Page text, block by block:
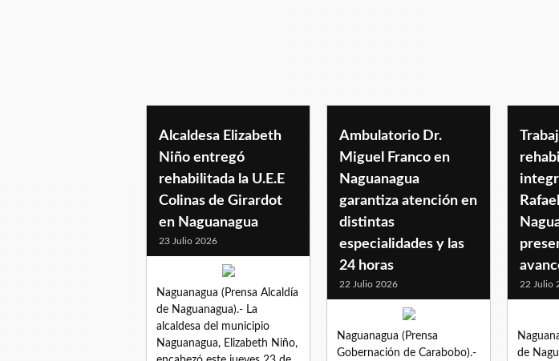
naguanagua
Alcaldesa Elizabeth
Niño entregó
rehabilitada la U.E.E
Colinas de Girardot
en Naguanagua
23 Julio 2026
Naguanagua (Prensa Alcaldía
de Naguanagua).- La
alcaldesa del municipio
Naguanagua, Elizabeth Niño,
Ambulatorio Dr.
Miguel Franco en
Naguanagua
garantiza atención en
distintas
especialidades y las
24 horas
22 Julio 2026
Naguanagua (Prensa
Gobernación de Carabobo).-
22 Julio
de